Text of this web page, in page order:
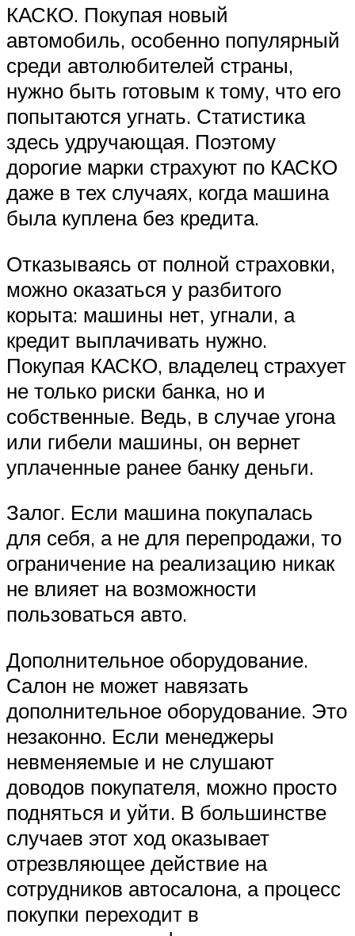
КАСКО. Покупая новый
автомобиль, особенно популярный
среди автолюбителей страны,
нужно быть готовым к тому, что его
попытаются угнать. Статистика
здесь удручающая. Поэтому
дорогие марки страхуют по КАСКО
даже в тех случаях, когда машина
была куплена без кредита.
Отказываясь от полной страховки,
можно оказаться у разбитого
корыта: машины нет, угнали, а
кредит выплачивать нужно.
Покупая КАСКО, владелец страхует
не только риски банка, но и
собственные. Ведь, в случае угона
или гибели машины, он вернет
уплаченные ранее банку деньги.
Залог. Если машина покупалась
для себя, а не для перепродажи, то
ограничение на реализацию никак
не влияет на возможности
пользоваться авто.
Дополнительное оборудование.
Салон не может навязать
дополнительное оборудование. Это
незаконно. Если менеджеры
невменяемые и не слушают
доводов покупателя, можно просто
подняться и уйти. В большинстве
случаев этот ход оказывает
отрезвляющее действие на
сотрудников автосалона, а процесс
покупки переходит в